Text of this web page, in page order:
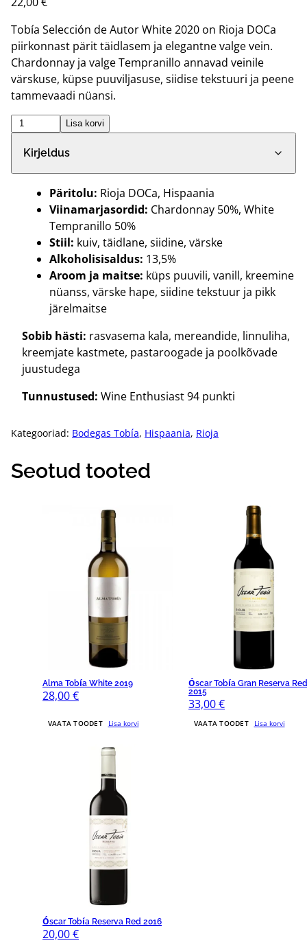
Tobía Selección de Autor White 2020 on Rioja DOCa
piirkonnast pärit täidlasem ja elegantne valge vein.
Chardonnay ja valge Tempranillo annavad veinile
värskuse, küpse puuviljasuse, siidise tekstuuri ja peene
tammevaadi nüansi.
TOBÍA
SELECCIÓN
AUTOR
Lisa korvi
Kategooriad: Bodegas Tobía, Hispaania, Rioja
Kirjeldus
Päritolu: Rioja DOCa, Hispaania
Viinamarjasordid: Chardonnay 50%, White
Tempranillo 50%
Stiil: kuiv, täidlane, siidine, värske
Alkoholisisaldus: 13,5%
Aroom ja maitse: küps puuvili, vanill, kreemine
nüanss, värske hape, siidine tekstuur ja pikk
järelmaitse
Sobib hästi: rasvasema kala, mereandide, linnuliha,
kreemjate kastmete, pastaroogade ja poolkõvade
juustudega
Tunnustused: Wine Enthusiast 94 punkti
Seotud tooted
Alma Tobía White 2019
28,00€
VAATA TOODET Lisa korvi
Óscar Tobía Gran Reserva Red
2015
33,00€
VAATA TOODET Lisa korvi
Óscar Tobía Reserva Red 2016
20,00€